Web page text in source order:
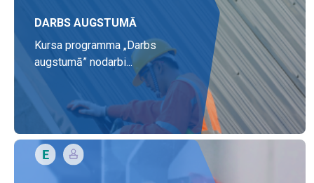
DARBS AUGSTUMĀ
Kursa programma „Darbs
augstumā” nodarbi...